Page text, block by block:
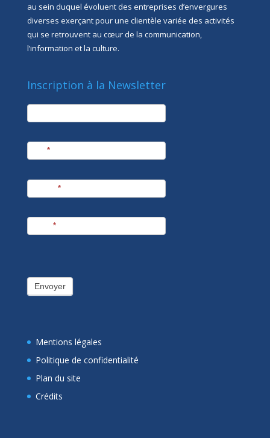
au sein duquel évoluent des entreprises d’envergures
diverses exerçant pour une clientèle variée des activités
qui se retrouvent au cœur de la communication,
l’information et la culture.
Inscription à la Newsletter
newsletter
*
*
*
Envoyer
Mentions légales
Politique de confidentialité
Plan du site
Crédits